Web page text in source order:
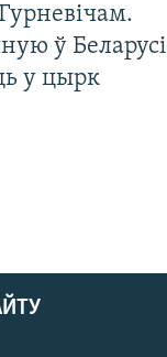
ў Беларусі
у цырк